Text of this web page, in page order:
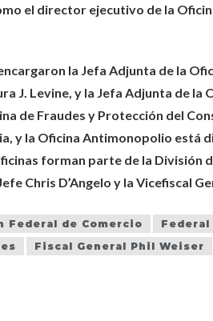
el director ejecutivo de la
la Jefa Adjunta de la
J. Levine, y la Jefa Adjunta de
de Fraudes y Protección del
y la Oficina Antimonopolio está
forman parte de la División
Chris D’Angelo y la Vicefiscal
Federal de Comercio
Federal
Fiscal General Phil Weiser